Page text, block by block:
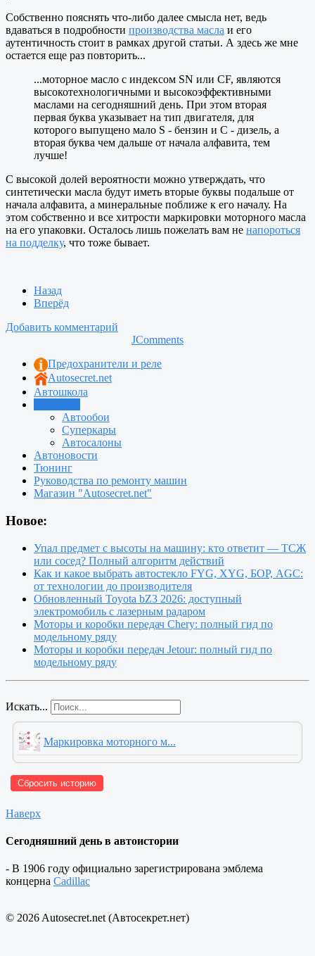
Собственно пояснять что-либо далее смысла нет, ведь
вдаваться в подробности производства масла и его
аутентичность стоит в рамках другой статьи. А здесь же мне
остается еще раз повторить...
...моторное масло с индексом SN или CF, являются
высокотехнологичными и высокоэффективными
маслами на сегодняшний день. При этом вторая
первая буква указывает на тип двигателя, для
которого выпущено мало S - бензин и C - дизель, а
вторая буква чем дальше от начала алфавита, тем
лучше!
С высокой долей вероятности можно утверждать, что
синтетически масла будут иметь вторые буквы подальше от
начала алфавита, а минеральные поближе к его началу. На
этом собственно и все хитрости маркировки моторного масла
на его упаковки. Осталось лишь пожелать вам не напороться
на подделку, что тоже бывает.
Назад
Вперёд
Добавить комментарий
JComments
Предохранители и реле
Autosecret.net
Автошкола
Автообои
Суперкары
Автосалоны
Автоновости
Тюнинг
Руководства по ремонту машин
Магазин "Autosecret.net"
Новое:
Упал предмет с высоты на машину: кто ответит — ТСЖ
или сосед? Полный алгоритм действий
Как и какое выбрать автостекло FYG, XYG, БОР, AGC:
от технологии до производителя
Обновленный Toyota bZ3 2026: доступный
электромобиль с лазерным радаром
Моторы и коробки передач Chery: полный гид по
модельному ряду
Моторы и коробки передач Jetour: полный гид по
модельному ряду
Искать...
Маркировка моторного м...
Сбросить историю
Наверх
Сегодняшний день в автоистории
- В 1906 году официально зарегистрирована эмблема
концерна Cadillac
© 2026 Autosecret.net (Автосекрет.нет)